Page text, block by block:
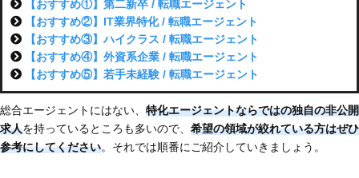
【おすすめ①】第二新卒 / 転職エージェント
【おすすめ②】IT業界特化 / 転職エージェント
【おすすめ③】ハイクラス / 転職エージェント
【おすすめ④】外資系企業 / 転職エージェント
【おすすめ⑤】若手未経験 / 転職エージェント
総合エージェントにはない、 特化エージェントならではの独自の非公開
求人を持っているところも多いので、 希望の領域が絞れている方はぜひ
参考にしてください。それでは順番にご紹介していきましょう。